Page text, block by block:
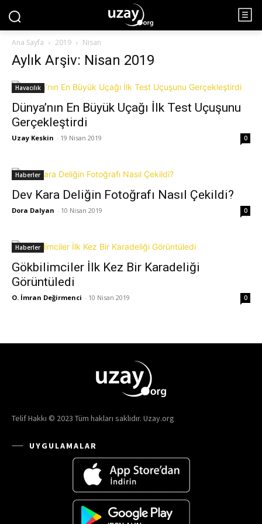
Ana Sayfa 2019 Nisan
Aylık Arşiv: Nisan 2019
Havacılık
Dünya’nın En Büyük Uçağı İlk Test Uçuşunu
Gerçekleştirdi
Uzay Keskin - 19 Nisan 2019 0
Haberler
Dev Kara Deliğin Fotoğrafı Nasıl Çekildi?
Dora Dalyan - 10 Nisan 2019 0
Haberler
Gökbilimciler İlk Kez Bir Karadeliği
Görüntüledi
O. İmran Değirmenci - 10 Nisan 2019 0
Telif Hakkı © 2023 Tüm hakları saklıdır. Uzay.org
UYGULAMALAR